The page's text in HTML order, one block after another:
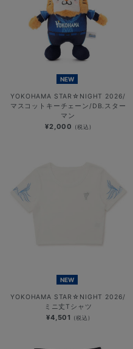
NEW
YOKOHAMA STAR☆NIGHT 2026/
マスコットキーチェーン/DB.スター
マン
¥2,000 (税込)
NEW
YOKOHAMA STAR☆NIGHT 2026/
ミニ丈Tシャツ
¥4,501 (税込)